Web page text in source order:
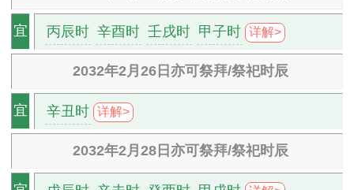
宜 丙辰时 辛酉时 壬戌时 甲子时 详解>
2032年2月26日亦可祭拜/祭祀时辰
宜 辛丑时 详解>
2032年2月28日亦可祭拜/祭祀时辰